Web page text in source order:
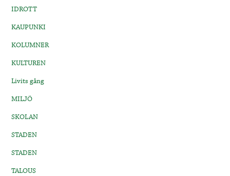
IDROTT
KAUPUNKI
KOLUMNER
KULTUREN
Livits gång
MILJÖ
SKOLAN
STADEN
STADEN
TALOUS